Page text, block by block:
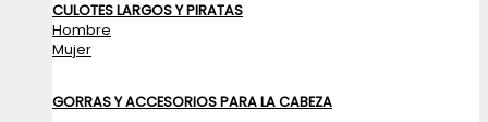
CULOTES LARGOS Y PIRATAS
Hombre
Mujer
GORRAS Y ACCESORIOS PARA LA CABEZA